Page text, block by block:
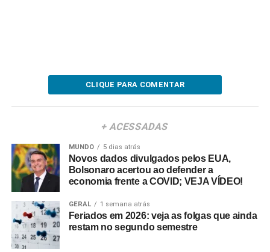
CLIQUE PARA COMENTAR
+ ACESSADAS
MUNDO 5 dias atrás
Novos dados divulgados pelos EUA,
Bolsonaro acertou ao defender a
economia frente a COVID; VEJA VÍDEO!
GERAL 1 semana atrás
Feriados em 2026: veja as folgas que ainda
restam no segundo semestre